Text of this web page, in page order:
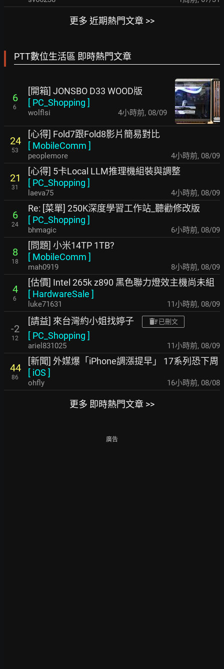
更多 近期熱門文章 >>
PTT數位生活區 即時熱門文章
6
6
[開箱] JONSBO D33 WOOD版
[ PC_Shopping ]
wolflsi 4小時前, 08/09
24
53
[心得] Fold7跟Fold8影片簡易對比
[ MobileComm ]
peoplemore 4小時前, 08/09
21
31
[心得] 5卡Local LLM推理機組裝與調整
[ PC_Shopping ]
laeva75 4小時前, 08/09
6
24
Re: [菜單] 250K深度學習工作站_聽勸修改版
[ PC_Shopping ]
bhmagic 6小時前, 08/09
8
18
[問題] 小米14TP 1TB?
[ MobileComm ]
mah0919 8小時前, 08/09
4
6
[估價] Intel 265k z890 黑色聯力燈效主機尚未組
[ HardwareSale ]
luke71631 11小時前, 08/09
-2
12
[請益] 來台灣約小姐找婷子 已刪文
[ PC_Shopping ]
ariel831025 11小時前, 08/09
44
86
[新聞] 外媒爆「iPhone調漲提早」 17系列恐下周
[ iOS ]
ohfly 16小時前, 08/08
更多 即時熱門文章 >>
廣告